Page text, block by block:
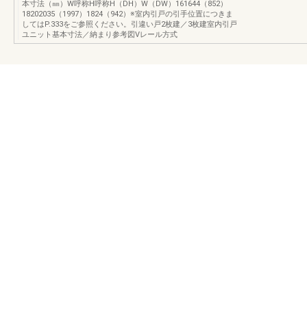
本寸法（㎜）W呼称H呼称H（DH）W（DW）161644（852）
18202035（1997）1824（942）※室内引戸の引手位置につきま
してはP.333をご参照ください。引違い戸2枚建／3枚建室内引戸
ユニット基本寸法／納まり参考図Vレール方式